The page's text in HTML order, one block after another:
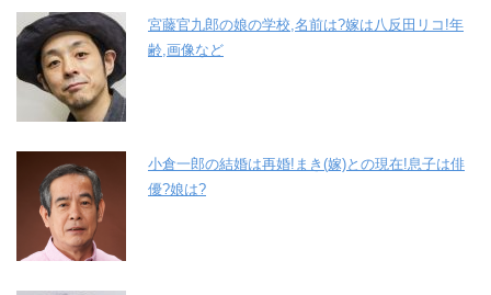
宮藤官九郎の娘の学校,名前は?嫁は八反田リコ!年
齢,画像など
小倉一郎の結婚は再婚!まき(嫁)との現在!息子は俳
優?娘は?